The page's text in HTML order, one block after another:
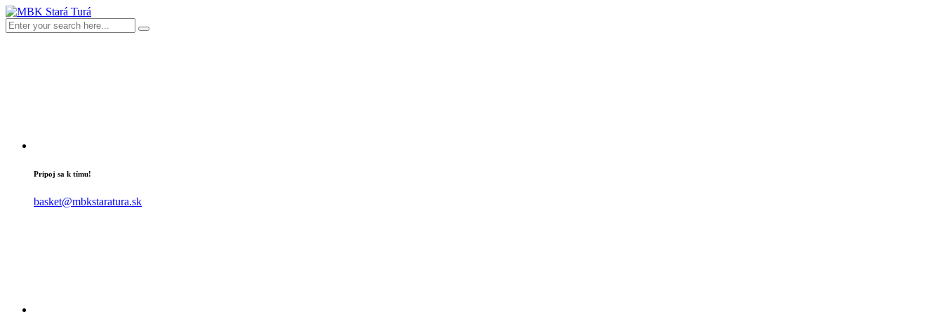
Pripoj sa k tímu!
basket@mbkstaratura.sk